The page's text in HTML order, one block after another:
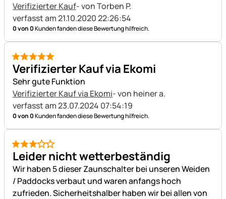
Verifizierter Kauf- von Torben P.
verfasst am 21.10.2020 22:26:54
0 von 0Kunden fanden diese Bewertung hilfreich.
5 von 5
Verifizierter Kauf via Ekomi
Sehr gute Funktion
Verifizierter Kauf via Ekomi- von heiner a.
verfasst am 23.07.2024 07:54:19
0 von 0Kunden fanden diese Bewertung hilfreich.
3 von 5
Leider nicht wetterbeständig
Wir haben 5 dieser Zaunschalter bei unseren Weiden
/ Paddocks verbaut und waren anfangs hoch
zufrieden. Sicherheitshalber haben wir bei allen von